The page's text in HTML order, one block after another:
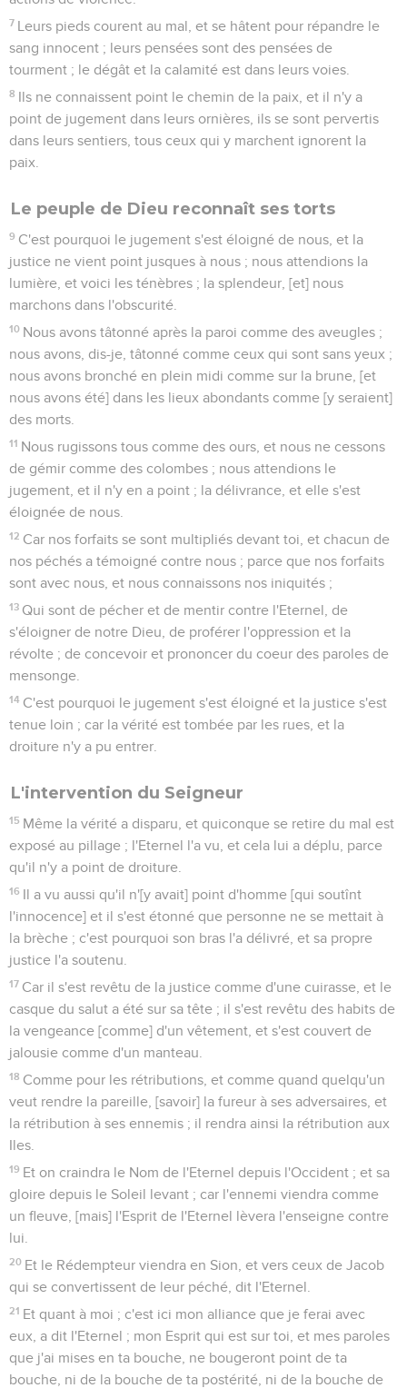
7 Leurs pieds courent au mal, et se hâtent pour répandre le
sang innocent ; leurs pensées sont des pensées de
tourment ; le dégât et la calamité est dans leurs voies.
8 Ils ne connaissent point le chemin de la paix, et il n'y a
point de jugement dans leurs ornières, ils se sont pervertis
dans leurs sentiers, tous ceux qui y marchent ignorent la
paix.
Le peuple de Dieu reconnaît ses torts
9 C'est pourquoi le jugement s'est éloigné de nous, et la
justice ne vient point jusques à nous ; nous attendions la
lumière, et voici les ténèbres ; la splendeur, [et] nous
marchons dans l'obscurité.
10 Nous avons tâtonné après la paroi comme des aveugles ;
nous avons, dis-je, tâtonné comme ceux qui sont sans yeux ;
nous avons bronché en plein midi comme sur la brune, [et
nous avons été] dans les lieux abondants comme [y seraient]
des morts.
11 Nous rugissons tous comme des ours, et nous ne cessons
de gémir comme des colombes ; nous attendions le
jugement, et il n'y en a point ; la délivrance, et elle s'est
éloignée de nous.
12 Car nos forfaits se sont multipliés devant toi, et chacun de
nos péchés a témoigné contre nous ; parce que nos forfaits
sont avec nous, et nous connaissons nos iniquités ;
13 Qui sont de pécher et de mentir contre l'Eternel, de
s'éloigner de notre Dieu, de proférer l'oppression et la
révolte ; de concevoir et prononcer du coeur des paroles de
mensonge.
14 C'est pourquoi le jugement s'est éloigné et la justice s'est
tenue loin ; car la vérité est tombée par les rues, et la
droiture n'y a pu entrer.
L'intervention du Seigneur
15 Même la vérité a disparu, et quiconque se retire du mal est
exposé au pillage ; l'Eternel l'a vu, et cela lui a déplu, parce
qu'il n'y a point de droiture.
16 Il a vu aussi qu'il n'[y avait] point d'homme [qui soutînt
l'innocence] et il s'est étonné que personne ne se mettait à
la brèche ; c'est pourquoi son bras l'a délivré, et sa propre
justice l'a soutenu.
17 Car il s'est revêtu de la justice comme d'une cuirasse, et le
casque du salut a été sur sa tête ; il s'est revêtu des habits de
la vengeance [comme] d'un vêtement, et s'est couvert de
jalousie comme d'un manteau.
18 Comme pour les rétributions, et comme quand quelqu'un
veut rendre la pareille, [savoir] la fureur à ses adversaires, et
la rétribution à ses ennemis ; il rendra ainsi la rétribution aux
Iles.
19 Et on craindra le Nom de l'Eternel depuis l'Occident ; et sa
gloire depuis le Soleil levant ; car l'ennemi viendra comme
un fleuve, [mais] l'Esprit de l'Eternel lèvera l'enseigne contre
lui.
20 Et le Rédempteur viendra en Sion, et vers ceux de Jacob
qui se convertissent de leur péché, dit l'Eternel.
21 Et quant à moi ; c'est ici mon alliance que je ferai avec
eux, a dit l'Eternel ; mon Esprit qui est sur toi, et mes paroles
que j'ai mises en ta bouche, ne bougeront point de ta
bouche, ni de la bouche de ta postérité, ni de la bouche de